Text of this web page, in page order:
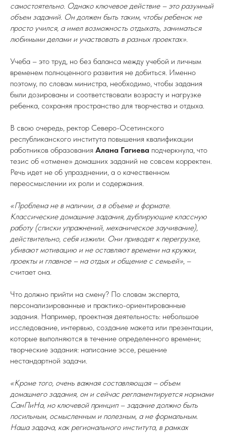
самостоятельно. Однако ключевое действие – это разумный
объем заданий. Он должен быть таким, чтобы ребенок не
просто учился, а имел возможность отдыхать, заниматься
любимыми делами и участвовать в разных проектах».
Учеба – это труд, но без баланса между учебой и личным
временем полноценного развития не добиться. Именно
поэтому, по словам министра, необходимо, чтобы задания
были дозированы и соответствовали возрасту и нагрузке
ребенка, сохраняя пространство для творчества и отдыха.
В свою очередь, ректор Северо-Осетинского
республиканского института повышения квалификации
работников образования Алана Гагиева подчеркнула, что
тезис об «отмене» домашних заданий не совсем корректен.
Речь идет не об упразднении, а о качественном
переосмыслении их роли и содержания.
«Проблема не в наличии, а в объеме и формате.
Классические домашние задания, дублирующие классную
работу (списки упражнений, механическое заучивание),
действительно, себя изжили. Они приводят к перегрузке,
убивают мотивацию и не оставляют времени на кружки,
проекты и главное – на отдых и общение с семьей», –
считает она.
Что должно прийти на смену? По словам эксперта,
персонализированные и практико-ориентированные
задания. Например, проектная деятельность: небольшое
исследование, интервью, создание макета или презентации,
которые выполняются в течение определенного времени;
творческие задания: написание эссе, решение
нестандартной задачи.
«Кроме того, очень важная составляющая – объем
домашнего задания, он и сейчас регламентируется нормами
СанПиНа, но ключевой принцип – задание должно быть
посильным, осмысленным и полезным, а не формальным.
Наша задача, как регионального института, в рамках